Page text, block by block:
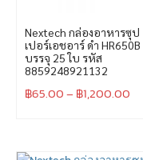
Nextech กล่องอาหารซุป
เปอร์เอชอาร์ ดำ HR650B
บรรจุ 25 ใบ รหัส
8859248921132
฿65.00– ฿1,200.00